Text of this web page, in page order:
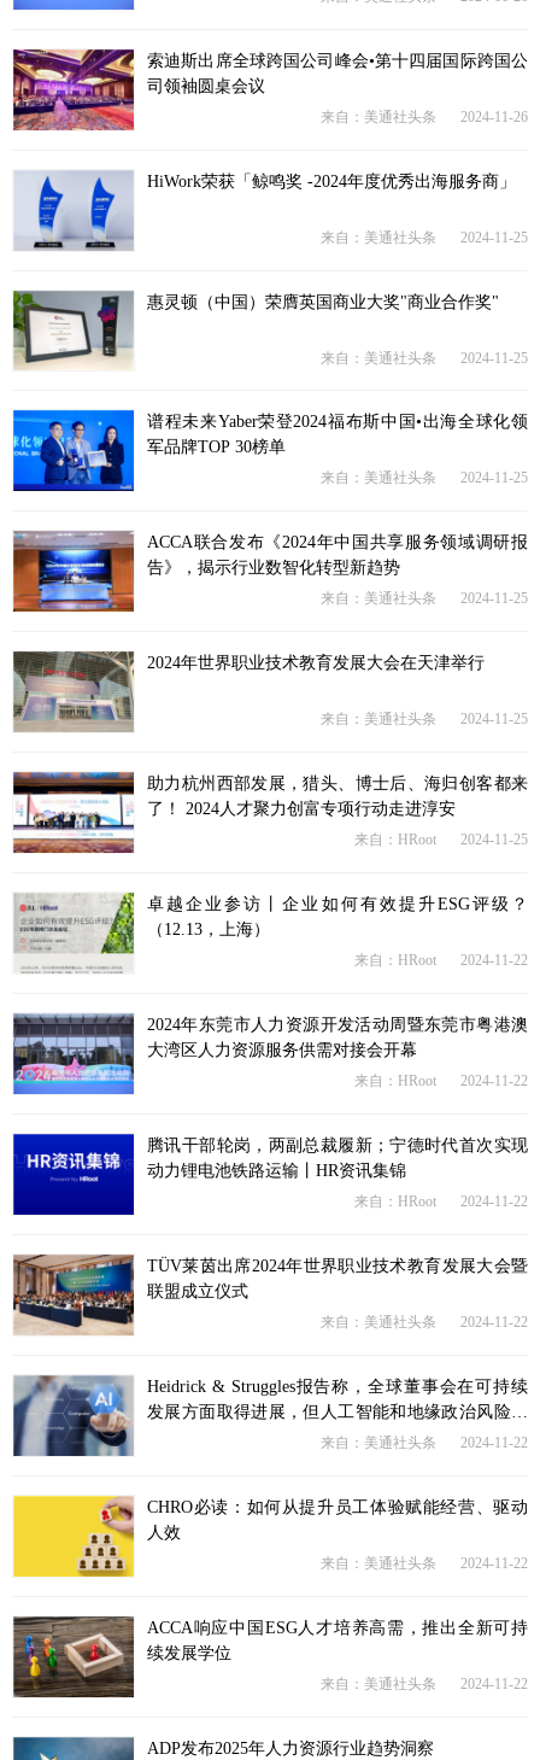
索迪斯出席全球跨国公司峰会•第十四届国际跨国公
司领袖圆桌会议
来自：美通社头条 2024-11-26
HiWork荣获「鲸鸣奖 -2024年度优秀出海服务商」
来自：美通社头条 2024-11-25
惠灵顿（中国）荣膺英国商业大奖"商业合作奖"
来自：美通社头条 2024-11-25
谱程未来Yaber荣登2024福布斯中国•出海全球化领
军品牌TOP 30榜单
来自：美通社头条 2024-11-25
ACCA联合发布《2024年中国共享服务领域调研报
告》，揭示行业数智化转型新趋势
来自：美通社头条 2024-11-25
2024年世界职业技术教育发展大会在天津举行
来自：美通社头条 2024-11-25
助力杭州西部发展，猎头、博士后、海归创客都来
了！ 2024人才聚力创富专项行动走进淳安
来自：HRoot 2024-11-25
卓越企业参访丨企业如何有效提升ESG评级？
（12.13，上海）
来自：HRoot 2024-11-22
2024年东莞市人力资源开发活动周暨东莞市粤港澳
大湾区人力资源服务供需对接会开幕
来自：HRoot 2024-11-22
腾讯干部轮岗，两副总裁履新；宁德时代首次实现
动力锂电池铁路运输丨HR资讯集锦
来自：HRoot 2024-11-22
TÜV莱茵出席2024年世界职业技术教育发展大会暨
联盟成立仪式
来自：美通社头条 2024-11-22
Heidrick & Struggles报告称，全球董事会在可持续
发展方面取得进展，但人工智能和地缘政治风险带
来自：美通社头条 2024-11-22
CHRO必读：如何从提升员工体验赋能经营、驱动
人效
来自：美通社头条 2024-11-22
ACCA响应中国ESG人才培养高需，推出全新可持
续发展学位
来自：美通社头条 2024-11-22
ADP发布2025年人力资源行业趋势洞察